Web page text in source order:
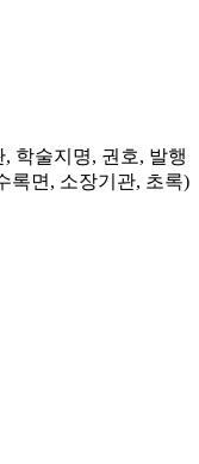
학술지명, 권호, 발행
록면, 소장기관, 초록)